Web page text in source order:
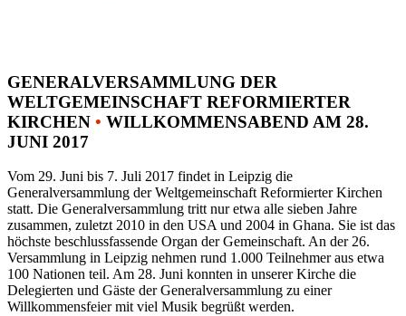
GENERALVERSAMMLUNG DER
WELTGEMEINSCHAFT REFORMIERTER
KIRCHEN • WILLKOMMENSABEND AM 28.
JUNI 2017
Vom 29. Juni bis 7. Juli 2017 findet in Leipzig die
Generalversammlung der Weltgemeinschaft Reformierter Kirchen
statt. Die Generalversammlung tritt nur etwa alle sieben Jahre
zusammen, zuletzt 2010 in den USA und 2004 in Ghana. Sie ist das
höchste beschlussfassende Organ der Gemeinschaft. An der 26.
Versammlung in Leipzig nehmen rund 1.000 Teilnehmer aus etwa
100 Nationen teil. Am 28. Juni konnten in unserer Kirche die
Delegierten und Gäste der Generalversammlung zu einer
Willkommensfeier mit viel Musik begrüßt werden.